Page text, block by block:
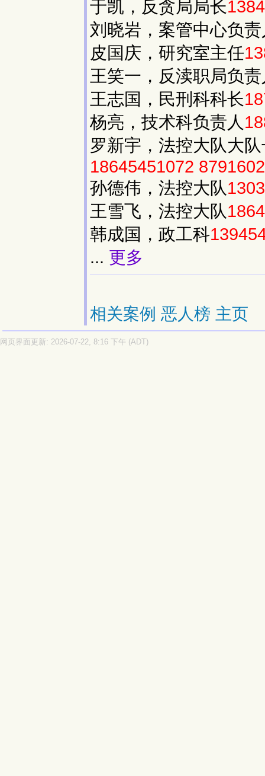
于凯，反贪局局长
刘晓岩，案管中心负
皮国庆，研究室主任
王笑一，反渎职局负
王志国，民刑科科长
杨亮，技术科负责人
罗新宇，法控大队大
18645451072 8791602
孙德伟，法控大队
王雪飞，法控大队
韩成国，政工科
... 更多
相关案例 恶人榜 主页
网页界面更新: 2026-07-22, 8:16 下午 (ADT)